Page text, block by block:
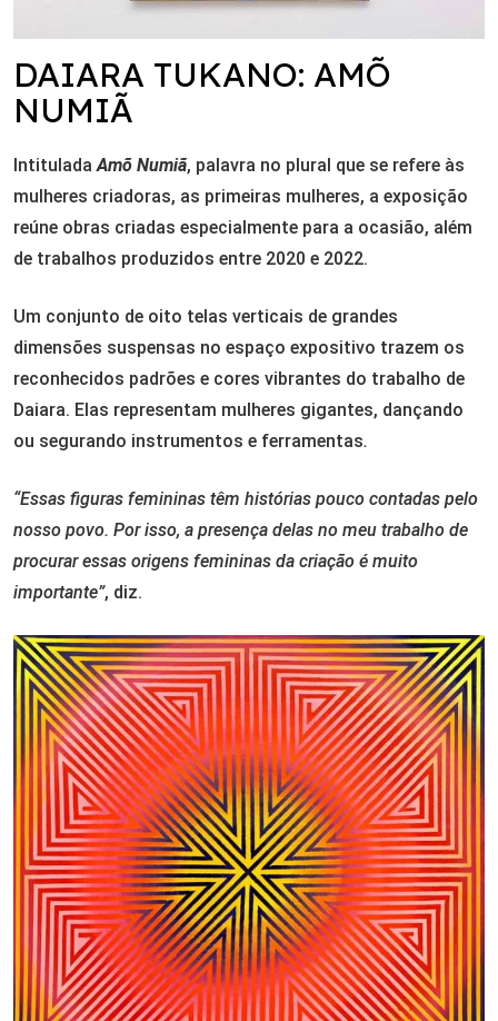
DAIARA TUKANO: AMÕ
NUMIÃ
IntituladaAmõ Numiã, palavra no plural que se refere às
mulheres criadoras, as primeiras mulheres, a exposição
reúne obras criadas especialmente para a ocasião, além
de trabalhos produzidos entre 2020 e 2022.
Um conjunto de oito telas verticais de grandes
dimensões suspensas no espaço expositivo trazem os
reconhecidos padrões e cores vibrantes do trabalho de
Daiara. Elas representam mulheres gigantes, dançando
ou segurando instrumentos e ferramentas.
“Essas figuras femininas têm histórias pouco contadas pelo
nosso povo. Por isso, a presença delas no meu trabalho de
procurar essas origens femininas da criação é muito
importante”, diz.